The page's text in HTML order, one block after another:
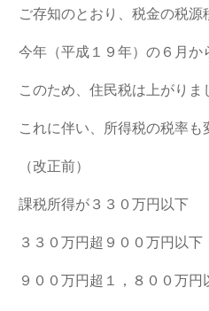
ご存知のとおり、税金の税源
今年（平成１９年）の６月か
このため、住民税は上がりま
これに伴い、所得税の税率も
（改正前）
課税所得が３３０万円
３３０万円超９００万
９００万円超１，８００